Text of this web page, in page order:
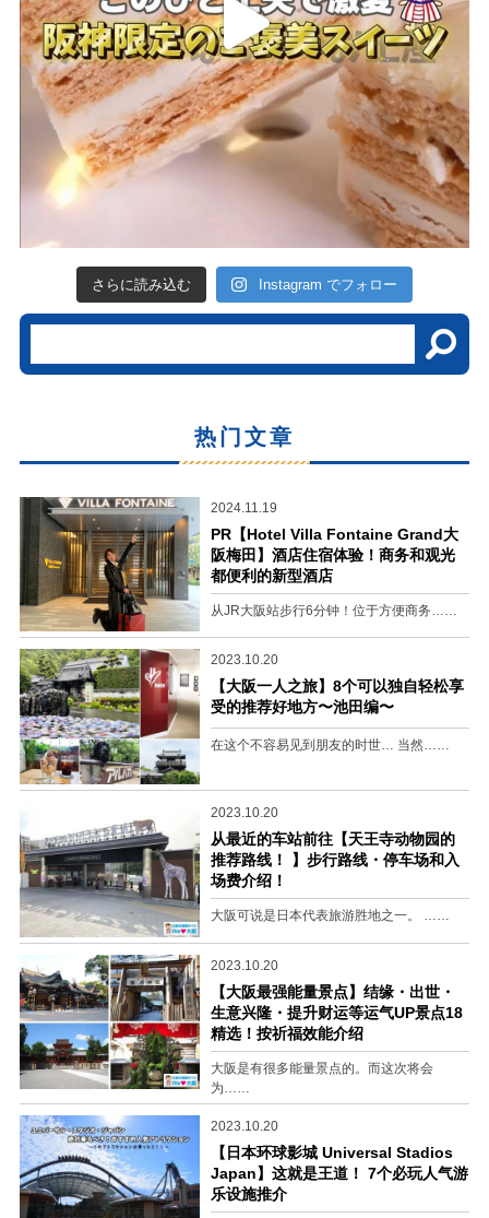
さらに読み込む Instagram でフォロー
热门文章
2024.11.19
PR【Hotel Villa Fontaine Grand大
阪梅田】酒店住宿体验！商务和观光
都便利的新型酒店
从JR大阪站步行6分钟！位于方便商务……
2023.10.20
【大阪一人之旅】8个可以独自轻松享
受的推荐好地方〜池田编〜
在这个不容易见到朋友的时世… 当然……
2023.10.20
从最近的车站前往【天王寺动物园的
推荐路线！ 】步行路线・停车场和入
场费介绍！
大阪可说是日本代表旅游胜地之一。 ……
2023.10.20
【大阪最强能量景点】结缘・出世・
生意兴隆・提升财运等运气UP景点18
精选！按祈福效能介绍
大阪是有很多能量景点的。而这次将会
为……
2023.10.20
【日本环球影城 Universal Stadios
Japan】这就是王道！ 7个必玩人气游
乐设施推介